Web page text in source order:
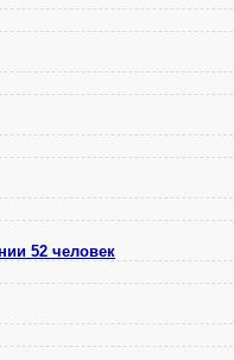
52 человек